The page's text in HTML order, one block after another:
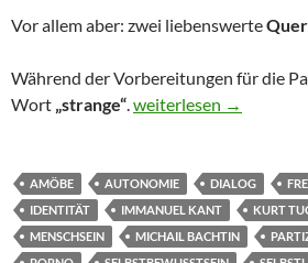
Vor allem aber: zwei liebenswerte
Während der Vorbereitungen für die
Wort „strange“.Bachtin, Tucholsky und
weiterlesen →
AMÖBE AUTONOMIE DIALOG
IDENTITÄT
IMMANUEL KANT KURT
MENSCHSEIN
MICHAIL BACHTIN